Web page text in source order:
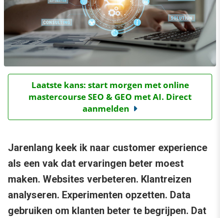
Laatste kans: start morgen met online
mastercourse SEO & GEO met AI. Direct
aanmelden
Jarenlang keek ik naar customer experience
als een vak dat ervaringen beter moest
maken. Websites verbeteren. Klantreizen
analyseren. Experimenten opzetten. Data
gebruiken om klanten beter te begrijpen. Dat